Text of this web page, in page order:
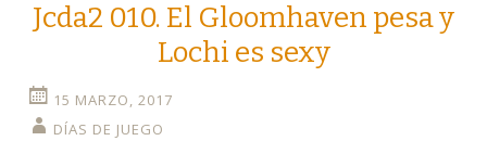
Jcda2 010. El Gloomhaven pesa y
Lochi es sexy
15 MARZO, 2017
DÍAS DE JUEGO